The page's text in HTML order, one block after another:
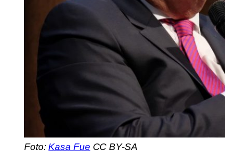
Foto:Kasa Fue CC BY-SA